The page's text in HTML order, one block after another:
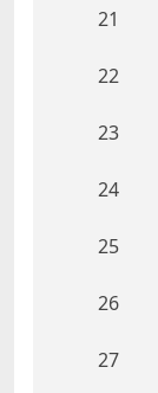
21
22
23
24
25
26
27